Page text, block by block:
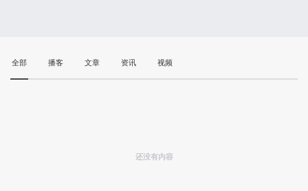
全部 播客 文章 资讯 视频
还没有内容